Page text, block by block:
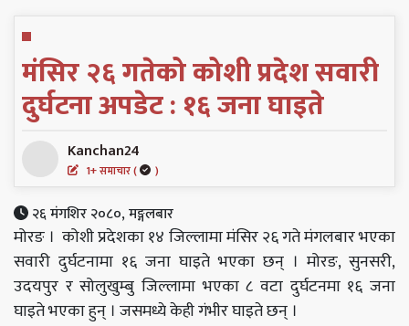
मंसिर २६ गतेको कोशी प्रदेश सवारी
दुर्घटना अपडेट : १६ जना घाइते
Kanchan24
1+ समाचार ( )
२६ मंगशिर २०८०, मङ्गलबार
मोरङ । कोशी प्रदेशका १४ जिल्लामा मंसिर २६ गते मंगलबार भएका
सवारी दुर्घटनामा १६ जना घाइते भएका छन् । मोरङ, सुनसरी,
उदयपुर र सोलुखुम्बु जिल्लामा भएका ८ वटा दुर्घटनमा १६ जना
घाइते भएका हुन् । जसमध्ये केही गंभीर घाइते छन् ।